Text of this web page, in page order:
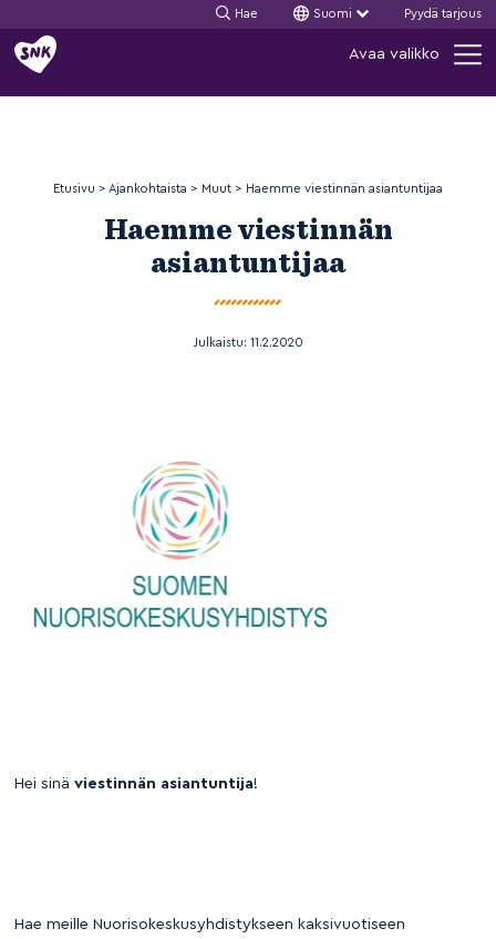
Siirry
sisältöön
Hae Suomi Pyydä tarjous
Avaa valikko
Etusivu > Ajankohtaista > Muut > Haemme viestinnän asiantuntijaa
Haemme viestinnän
asiantuntijaa
Julkaistu: 11.2.2020
Hei sinä viestinnän asiantuntija!
Hae meille Nuorisokeskusyhdistykseen kaksivuotiseen